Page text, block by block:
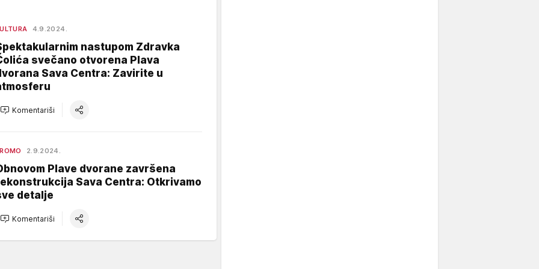
4.9.2024.
nastupom Zdravka
svečano otvorena Plava
Sava Centra: Zavirite u
Komentariši
2.9.2024.
Plave dvorane završena
Sava Centra: Otkrivamo
detalje
Komentariši